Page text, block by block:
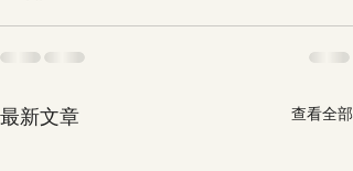
最新文章 查看全部